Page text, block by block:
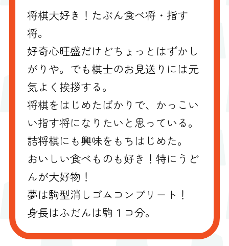
将棋大好き！たぶん食べ将・指す
将。
好奇心旺盛だけどちょっとはずかし
がりや。でも棋士のお見送りには元
気よく挨拶する。
将棋をはじめたばかりで、かっこい
い指す将になりたいと思っている。
詰将棋にも興味をもちはじめた。
おいしい食べものも好き！特にうど
んが大好物！
夢は駒型消しゴムコンプリート！
身長はふだんは駒１コ分。